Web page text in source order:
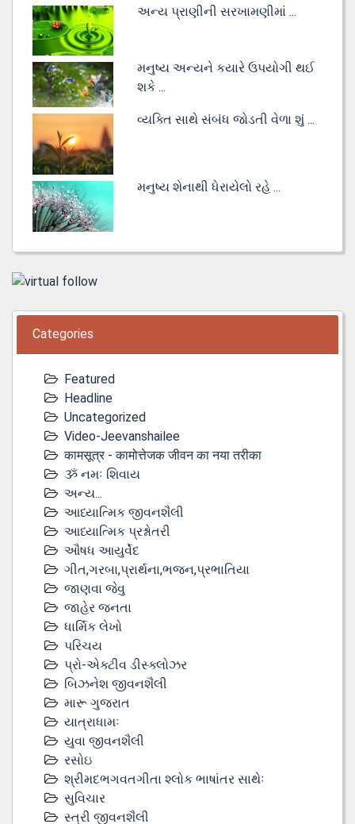
અન્ય પ્રાણીની સરખામણીમાં ...
મનુષ્ય અન્યને કયારે ઉપયોગી થઈ
શકે ...
વ્યક્તિ સાથે સંબંધ જોડતી વેળા શું ...
મનુષ્ય શેનાથી ધેરાયેલો રહે ...
Categories
Featured
Headline
Uncategorized
Video-Jeevanshailee
कामसूत्र - कामोत्तेजक जीवन का नया तरीका
ૐ નમઃ શિવાય
અન્ય...
આધ્યાત્મિક જીવનશૈલી
આધ્યાત્મિક પ્રશ્નોતરી
ઔષધ આયુર્વેદ
ગીત,ગરબા,પ્રાર્થના,ભજન,પ્રભાતિયા
જાણવા જેવુ
જાહેર જનતા
ધાર્મિક લેખો
પરિચય
પ્રો-એક્ટીવ ડીસ્‍ક્લોઝર
બિઝનેશ જીવનશૈલી
મારૂ ગુજરાત
યાત્રાધામઃ
યુવા જીવનશૈલી
રસોઇ
શ્રીમદભગવતગીતા શ્લોક ભાષાંતર સાથેઃ
સુવિચાર
સ્ત્રી જીવનશૈલી